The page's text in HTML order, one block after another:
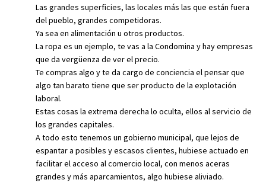
Las grandes superficies, las locales más las que están fuera
del pueblo, grandes competidoras.
Ya sea en alimentación u otros productos.
La ropa es un ejemplo, te vas a la Condomina y hay empresas
que da vergüenza de ver el precio.
Te compras algo y te da cargo de conciencia el pensar que
algo tan barato tiene que ser producto de la explotación
laboral.
Estas cosas la extrema derecha lo oculta, ellos al servicio de
los grandes capitales.
A todo esto tenemos un gobierno municipal, que lejos de
espantar a posibles y escasos clientes, hubiese actuado en
facilitar el acceso al comercio local, con menos aceras
grandes y más aparcamientos, algo hubiese aliviado.